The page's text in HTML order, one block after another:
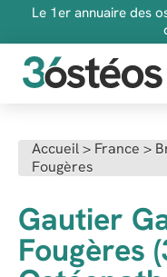
Le 1er annuaire des
FAQ
Inscrire son cabinet
Accueil> France >
Fougères
Gautier
Fougères